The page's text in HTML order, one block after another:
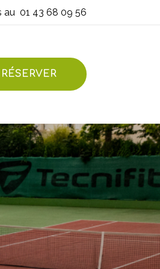
au 01 43 68 09 56
RÉSERVER